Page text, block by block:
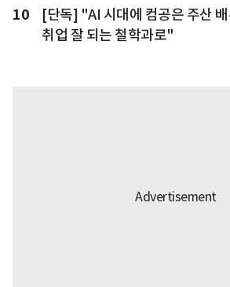
10
[단독] "AI 시대에 컴공은 주산
취업 잘 되는 철학과로"